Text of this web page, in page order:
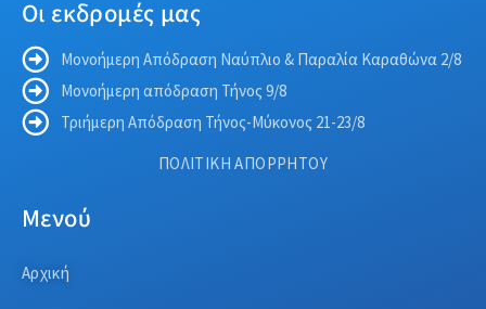
Οι εκδρομές μας
Μονοήμερη Απόδραση Ναύπλιο & Παραλία Καραθώνα 2/8
Μονοήμερη απόδραση Τήνος 9/8
Τριήμερη Απόδραση Τήνος-Μύκονος 21-23/8
ΠΟΛΙΤΙΚΗ ΑΠΟΡΡΗΤΟΥ
Μενού
Αρχική